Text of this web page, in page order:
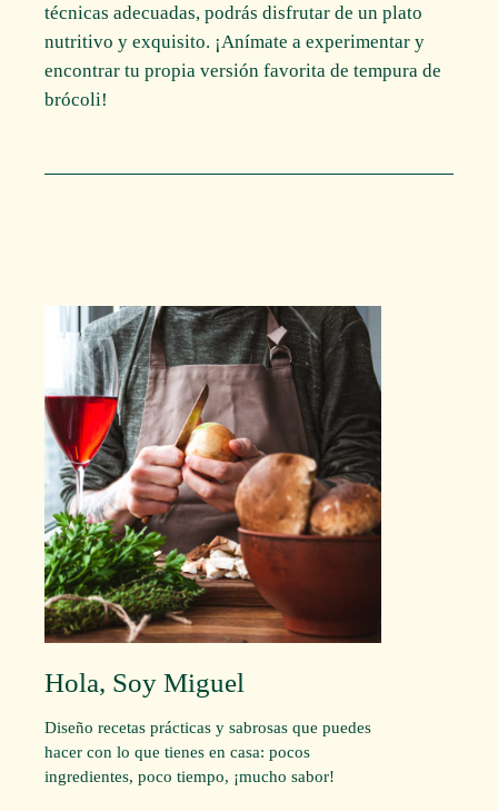
técnicas adecuadas, podrás disfrutar de un plato
nutritivo y exquisito. ¡Anímate a experimentar y
encontrar tu propia versión favorita de tempura de
brócoli!
Hola, Soy Miguel
Diseño recetas prácticas y sabrosas que puedes
hacer con lo que tienes en casa: pocos
ingredientes, poco tiempo, ¡mucho sabor!